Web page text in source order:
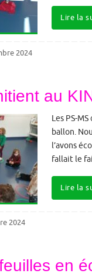
Lire la
2024
au
Les PS-
ballon.
l’avons
fallait le
Lire la
2024
en